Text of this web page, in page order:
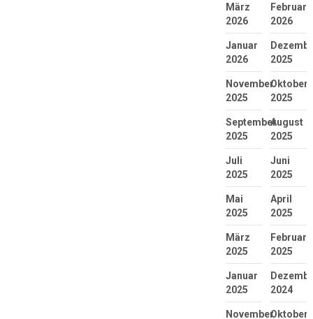
März
2026
Februar
2026
Januar
2026
2025
November
2025
Oktober
2025
September
2025
August
2025
Juli
2025
Juni
2025
Mai
2025
April
2025
März
2025
Februar
2025
Januar
2025
2024
NovemberOktober